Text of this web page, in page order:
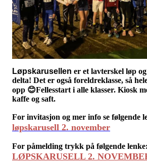
Løpskarusellen er et lavterskel løp
delta! Det er også foreldreklasse, så
opp 😊Fellesstart i alle klasser. Kiosk
kaffe og saft.
For invitasjon og mer info se følgende
løpskarusell 2. november
For påmelding trykk på følgende lenke:
LØPSKARUSELL 2.